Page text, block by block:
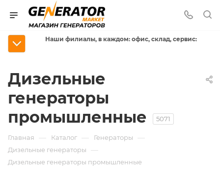
Наши филиалы, в каждом: офис, склад, сервис:
Дизельные
генераторы
промышленные
5071
Главная — Каталог — Генераторы —
Дизельные генераторы —
Дизельные генераторы промышленные